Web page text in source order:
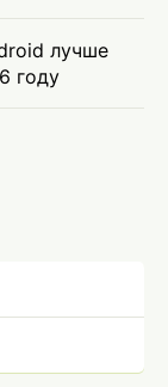
лучше
году